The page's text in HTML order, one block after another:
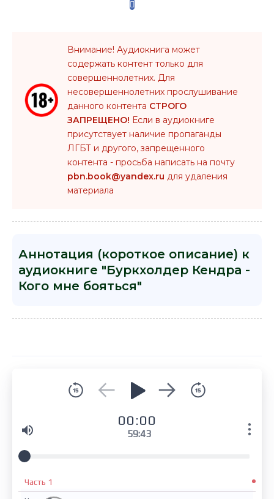
Внимание! Аудиокнига может
содержать контент только для
совершеннолетних. Для
несовершеннолетних прослушивание
данного контента СТРОГО
ЗАПРЕЩЕНО! Если в аудиокниге
присутствует наличие пропаганды
ЛГБТ и другого, запрещенного
контента - просьба написать на почту
pbn.book@yandex.ru для удаления
материала
Аннотация (короткое описание) к
аудиокниге "Буркхолдер Кендра -
Кого мне бояться"
00:00
59:43
Часть 1